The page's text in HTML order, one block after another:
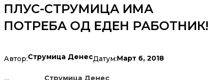
ПЛУС-СТРУМИЦА ИМА
ПОТРЕБА ОД ЕДЕН РАБОТНИК!
Автор:Струмица ДенесДатум:Март 6, 2018
Струмица Денес